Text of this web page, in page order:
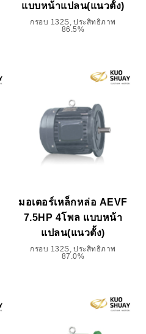
แบบหน้าแปลน(แนวตั้ง)
กรอบ 132S, ประสิทธิภาพ
86.5%
มอเตอร์เหล็กหล่อ AEVF
7.5HP 4โพล แบบหน้า
แปลน(แนวตั้ง)
กรอบ 132S, ประสิทธิภาพ
87.0%